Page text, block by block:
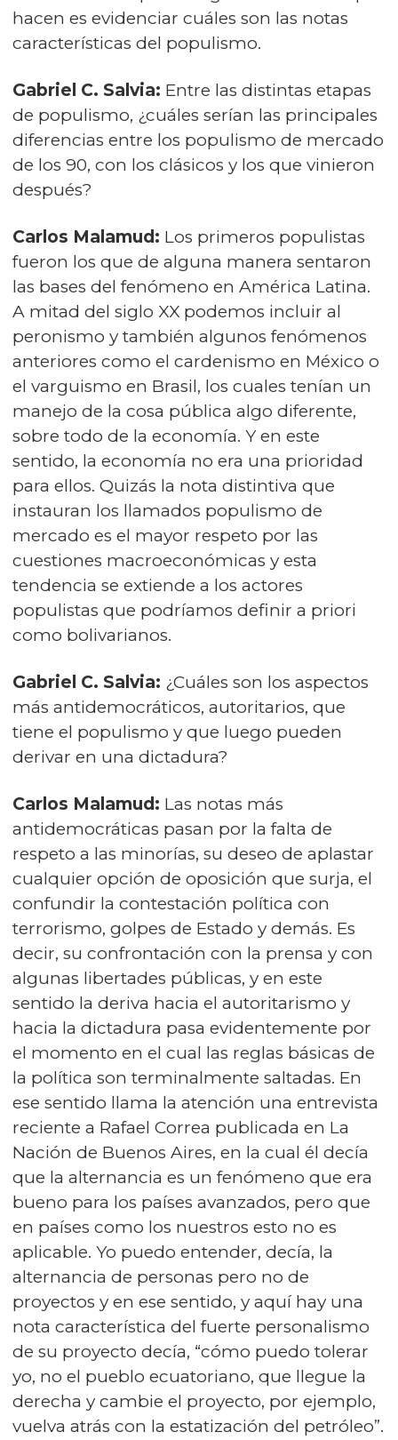
hacen es evidenciar cuáles son las notas
características del populismo.
Gabriel C. Salvia: Entre las distintas etapas
de populismo, ¿cuáles serían las principales
diferencias entre los populismo de mercado
de los 90, con los clásicos y los que vinieron
después?
Carlos Malamud: Los primeros populistas
fueron los que de alguna manera sentaron
las bases del fenómeno en América Latina.
A mitad del siglo XX podemos incluir al
peronismo y también algunos fenómenos
anteriores como el cardenismo en México o
el varguismo en Brasil, los cuales tenían un
manejo de la cosa pública algo diferente,
sobre todo de la economía. Y en este
sentido, la economía no era una prioridad
para ellos. Quizás la nota distintiva que
instauran los llamados populismo de
mercado es el mayor respeto por las
cuestiones macroeconómicas y esta
tendencia se extiende a los actores
populistas que podríamos definir a priori
como bolivarianos.
Gabriel C. Salvia: ¿Cuáles son los aspectos
más antidemocráticos, autoritarios, que
tiene el populismo y que luego pueden
derivar en una dictadura?
Carlos Malamud: Las notas más
antidemocráticas pasan por la falta de
respeto a las minorías, su deseo de aplastar
cualquier opción de oposición que surja, el
confundir la contestación política con
terrorismo, golpes de Estado y demás. Es
decir, su confrontación con la prensa y con
algunas libertades públicas, y en este
sentido la deriva hacia el autoritarismo y
hacia la dictadura pasa evidentemente por
el momento en el cual las reglas básicas de
la política son terminalmente saltadas. En
ese sentido llama la atención una entrevista
reciente a Rafael Correa publicada en La
Nación de Buenos Aires, en la cual él decía
que la alternancia es un fenómeno que era
bueno para los países avanzados, pero que
en países como los nuestros esto no es
aplicable. Yo puedo entender, decía, la
alternancia de personas pero no de
proyectos y en ese sentido, y aquí hay una
nota característica del fuerte personalismo
de su proyecto decía, “cómo puedo tolerar
yo, no el pueblo ecuatoriano, que llegue la
derecha y cambie el proyecto, por ejemplo,
vuelva atrás con la estatización del petróleo”.